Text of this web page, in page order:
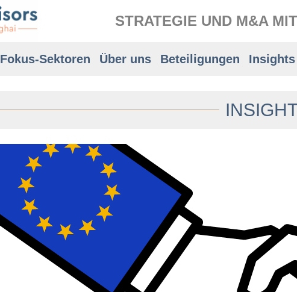
STRATEGIE UND M&A
Fokus-Sektoren Über uns Beteiligungen